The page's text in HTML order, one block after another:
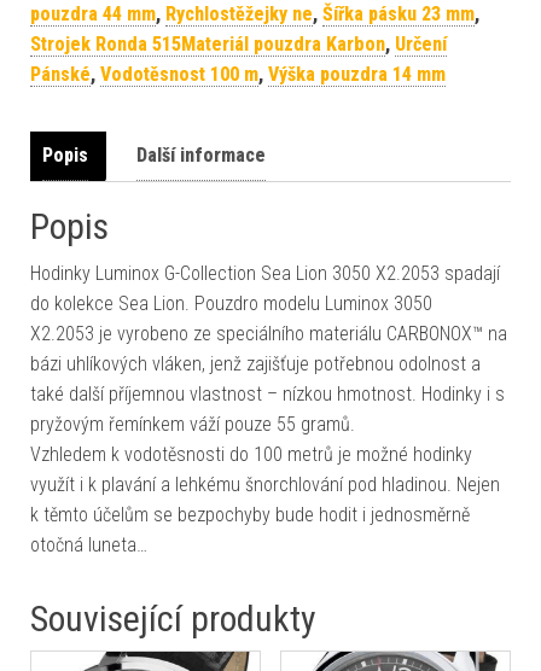
pouzdra 44 mm, Rychlostěžejky ne, Šířka pásku 23 mm,
Strojek Ronda 515Materiál pouzdra Karbon, Určení
Pánské, Vodotěsnost 100 m, Výška pouzdra 14 mm
Popis Další informace
Popis
Hodinky Luminox G-Collection Sea Lion 3050 X2.2053 spadají
do kolekce Sea Lion. Pouzdro modelu Luminox 3050
X2.2053 je vyrobeno ze speciálního materiálu CARBONOX™ na
bázi uhlíkových vláken, jenž zajišťuje potřebnou odolnost a
také další příjemnou vlastnost – nízkou hmotnost. Hodinky i s
pryžovým řemínkem váží pouze 55 gramů.
Vzhledem k vodotěsnosti do 100 metrů je možné hodinky
využít i k plavání a lehkému šnorchlování pod hladinou. Nejen
k těmto účelům se bezpochyby bude hodit i jednosměrně
otočná luneta…
Související produkty